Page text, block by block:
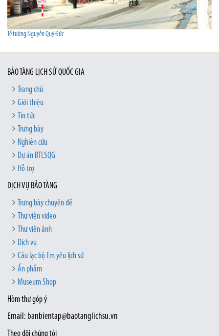
Tể tướng Nguyễn Quý Đức
BẢO TÀNG LỊCH SỬ QUỐC GIA
Trang chủ
Giới thiệu
Tin tức
Trưng bày
Nghiên cứu
Dự án BTLSQG
Hỗ trợ
DỊCH VỤ BẢO TÀNG
Trưng bày chuyên đề
Thư viện video
Thư viện ảnh
Dịch vụ
Câu lạc bộ Em yêu lịch sử
Ấn phẩm
Museum Shop
Hòm thư góp ý
Email: banbientap@baotanglichsu.vn
Theo dõi chúng tôi